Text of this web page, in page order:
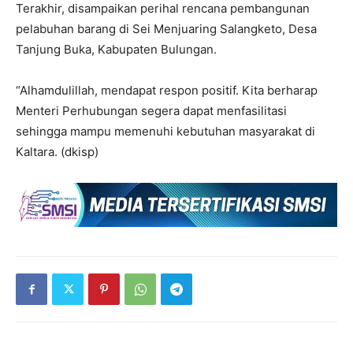
Terakhir, disampaikan perihal rencana pembangunan
pelabuhan barang di Sei Menjuaring Salangketo, Desa
Tanjung Buka, Kabupaten Bulungan.
“Alhamdulillah, mendapat respon positif. Kita berharap
Menteri Perhubungan segera dapat menfasilitasi
sehingga mampu memenuhi kebutuhan masyarakat di
Kaltara. (dkisp)